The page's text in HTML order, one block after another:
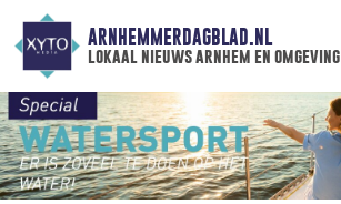
ARNHEMMERDAGBLAD.NL
lokaal nieuws arnhem en omgeving